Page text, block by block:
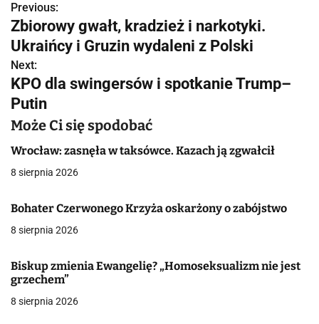
N
a
w
i
g
a
c
j
a
p
i
Previous:
Zbiorowy gwałt, kradzież i narkotyki.
Ukraińcy i Gruzin wydaleni z Polski
Next:
KPO dla swingersów i spotkanie Trump–
Putin
Może Ci się spodobać
Wrocław: zasnęła w taksówce. Kazach ją zgwałcił
8 sierpnia 2026
Bohater Czerwonego Krzyża oskarżony o zabójstwo
8 sierpnia 2026
Biskup zmienia Ewangelię? „Homoseksualizm nie jest
grzechem”
8 sierpnia 2026